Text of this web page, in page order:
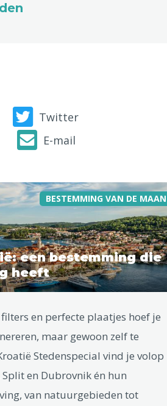
Twitter
E-mail
BESTEMMING VAN DE
een bestemming die
heeft
en perfecte plaatjes hoef je
maar gewoon zelf te
Stedenspecial vind je volop
en Dubrovnik én hun
van natuurgebieden tot